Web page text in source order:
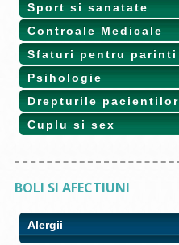
Sport si sanatate
Controale Medicale
Sfaturi pentru parinti
Psihologie
Drepturile pacientilor
Cuplu si sex
BOLI SI AFECTIUNI
Alergii